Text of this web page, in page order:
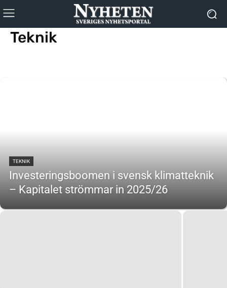
Teknik
TEKNIK
Investeringsboomen i svensk klimatteknik
– Kapitalet strömmar in 2025/26